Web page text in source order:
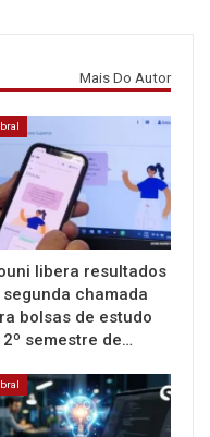
Mais Do Autor
libera resultados
segunda chamada
bolsas de estudo
2º semestre de…